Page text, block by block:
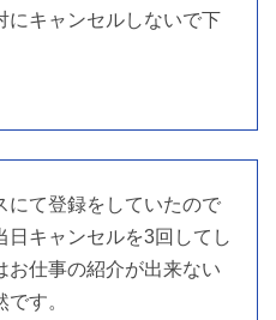
にキャンセルしないで下
にて登録をしていたので
日キャンセルを3回してし
お仕事の紹介が出来ない
す。